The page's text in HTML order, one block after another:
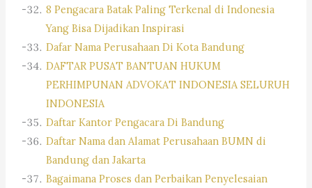
8 Pengacara Batak Paling Terkenal di Indonesia
Yang Bisa Dijadikan Inspirasi
Dafar Nama Perusahaan Di Kota Bandung
DAFTAR PUSAT BANTUAN HUKUM
PERHIMPUNAN ADVOKAT INDONESIA SELURUH
INDONESIA
Daftar Kantor Pengacara Di Bandung
Daftar Nama dan Alamat Perusahaan BUMN di
Bandung dan Jakarta
Bagaimana Proses dan Perbaikan Penyelesaian